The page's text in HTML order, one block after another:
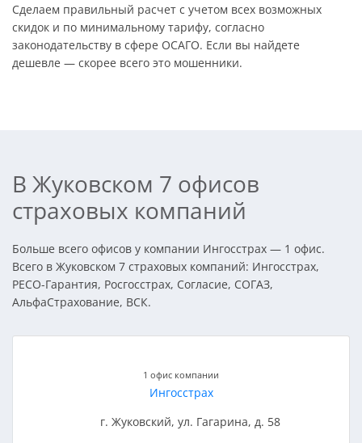
Сделаем правильный расчет с учетом всех возможных
скидок и по минимальному тарифу, согласно
законодательству в сфере ОСАГО. Если вы найдете
дешевле — скорее всего это мошенники.
В Жуковском 7 офисов
страховых компаний
Больше всего офисов у компании Ингосстрах — 1 офис.
Всего в Жуковском 7 страховых компаний: Ингосстрах,
РЕСО-Гарантия, Росгосстрах, Согласие, СОГАЗ,
АльфаСтрахование, ВСК.
1 офис компании
Ингосстрах
г. Жуковский, ул. Гагарина, д. 58